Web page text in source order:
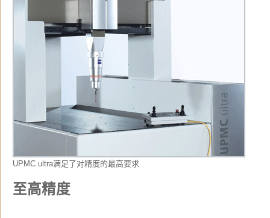
UPMC ultra满足了对精度的最高要求
至高精度